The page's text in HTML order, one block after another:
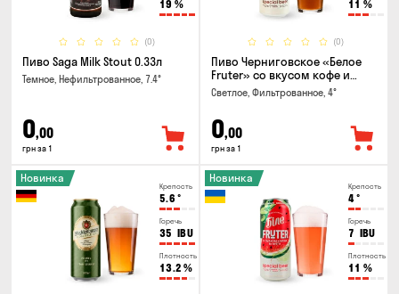
19 %
(0)
Пиво Saga Milk Stout 0.33л
Темное, Нефильтрованное, 7.4°
0,00
грн за 1
11 %
(0)
Пиво Черниговское «Белое
Fruter» со вкусом кофе и
апельсина 0.5 л
Светлое, Фильтрованное, 4°
0,00
грн за 1
Крепость
5.6 °
Горечь
35 IBU
Плотность
13.2 %
Новинка
Крепость
4°
Горечь
7 IBU
Плотность
11 %
Новинка